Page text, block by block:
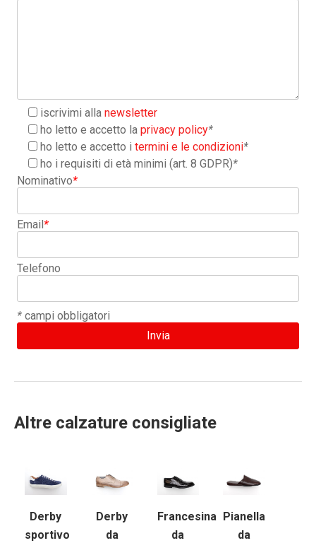
iscrivimi allanewsletter
ho letto e accetto laprivacy policy*
ho letto e accetto itermini e le condizioni*
ho i requisiti di età minimi (art. 8 GDPR)*
Nominativo*
Email*
Telefono
* campi obbligatori
Altre calzature consigliate
Derby
sportivo
Derby
da
Francesina
da
Pianella
da